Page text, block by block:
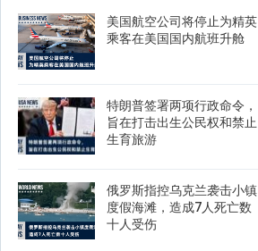
美国航空公司将停止为精英
乘客在美国国内航班升舱
特朗普签署两项行政命令，
旨在打击出生公民权和禁止
生育旅游
俄罗斯指控乌克兰袭击小镇
度假海滩，造成7人死亡数
十人受伤